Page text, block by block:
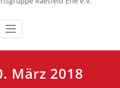
März 2018